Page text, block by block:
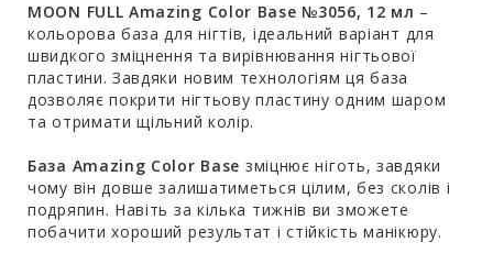
MOON FULL Amazing Color Base №3056, 12 мл –
кольорова база для нігтів, ідеальний варіант для
швидкого зміцнення та вирівнювання нігтьової
пластини. Завдяки новим технологіям ця база
дозволяє покрити нігтьову пластину одним шаром
та отримати щільний колір.
База Amazing Color Base зміцнює ніготь, завдяки
чому він довше залишатиметься цілим, без сколів і
подряпин. Навіть за кілька тижнів ви зможете
побачити хороший результат і стійкість манікюру.